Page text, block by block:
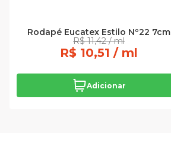
Rodapé Eucatex Estilo Nº22 7cm
R$ 11,42 / ml
R$ 10,51 / ml
Adicionar